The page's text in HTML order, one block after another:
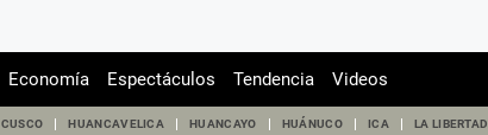
Economía Espectáculos Tendencia Videos
CUSCO HUANCAVELICA HUANCAYO HUÁNUCO ICA LA LIBERTAD